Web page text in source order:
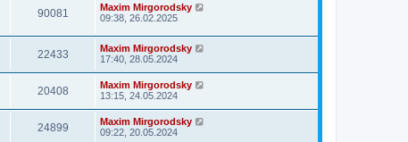
90081
Maxim Mirgorodsky
09:38, 26.02.2025
22433
Maxim Mirgorodsky
17:40, 28.05.2024
20408
Maxim Mirgorodsky
13:15, 24.05.2024
24899
Maxim Mirgorodsky
09:22, 20.05.2024